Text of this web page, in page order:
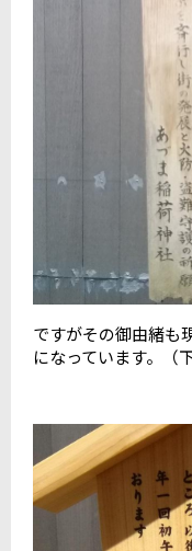
ですがその御由緒も
になっています。（